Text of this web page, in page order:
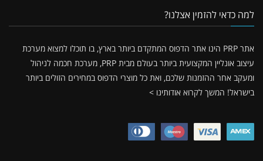
למה כדאי להזמין אצלנו?
אתר PRP הינו אתר הדפוס המתקדם ביותר בארץ, בו תוכלו למצוא מערכת
עיצוב אונליין המקצועית ביותר בעולם מבית PRP, מערכת חכמה לניהול
ומעקב אחר ההזמנות שלכם, ואת כל מוצרי הדפוס במחירים הזולים ביותר
בישראל! המשך לקרוא אודותינו >